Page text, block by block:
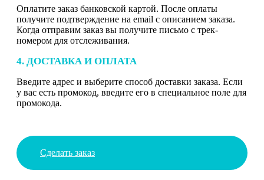
Оплатите заказ банковской картой. После оплаты
получите подтверждение на email с описанием заказа.
Когда отправим заказ вы получите письмо с трек-
номером для отслеживания.
4. ДОСТАВКА И ОПЛАТА
Введите адрес и выберите способ доставки заказа. Если
у вас есть промокод, введите его в специальное поле для
промокода.
Сделать заказ